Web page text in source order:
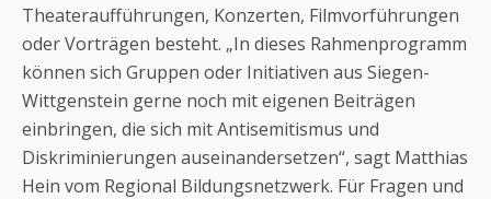
Theateraufführungen, Konzerten, Filmvorführungen
oder Vorträgen besteht. „In dieses Rahmenprogramm
können sich Gruppen oder Initiativen aus Siegen-
Wittgenstein gerne noch mit eigenen Beiträgen
einbringen, die sich mit Antisemitismus und
Diskriminierungen auseinandersetzen“, sagt Matthias
Hein vom Regional Bildungsnetzwerk. Für Fragen und